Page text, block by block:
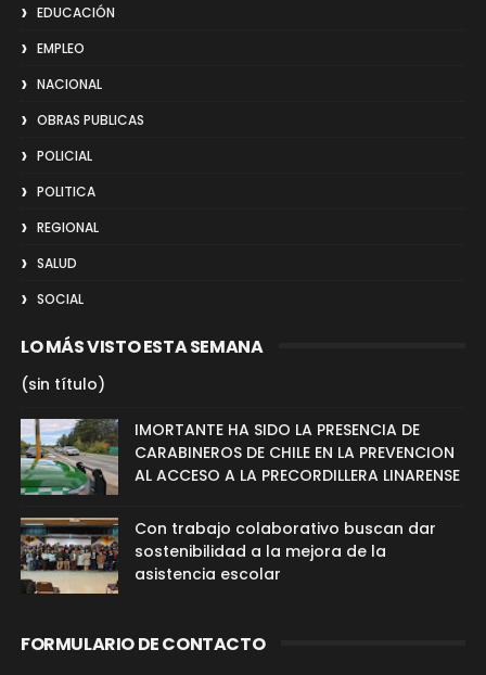
EDUCACIÓN
EMPLEO
NACIONAL
OBRAS PUBLICAS
POLICIAL
POLITICA
REGIONAL
SALUD
SOCIAL
LO MÁS VISTO ESTA SEMANA
(sin título)
IMORTANTE HA SIDO LA PRESENCIA DE
CARABINEROS DE CHILE EN LA PREVENCION
AL ACCESO A LA PRECORDILLERA LINARENSE
Con trabajo colaborativo buscan dar
sostenibilidad a la mejora de la
asistencia escolar
FORMULARIO DE CONTACTO